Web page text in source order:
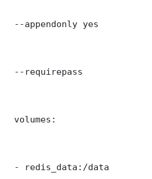
--appendonly yes
--requirepass
volumes:
- redis_data:/data